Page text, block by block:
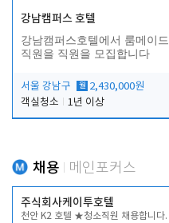
강남캠퍼스 호텔
강남캠퍼스호텔에서 룸메이드
직원을 직원을 모집합니다
서울 강남구 월 2,430,000원
객실청소
1년 이상
채용 메인포커스
주식회사케이투호텔
천안 K2 호텔 ★청소직원 채용합니다.